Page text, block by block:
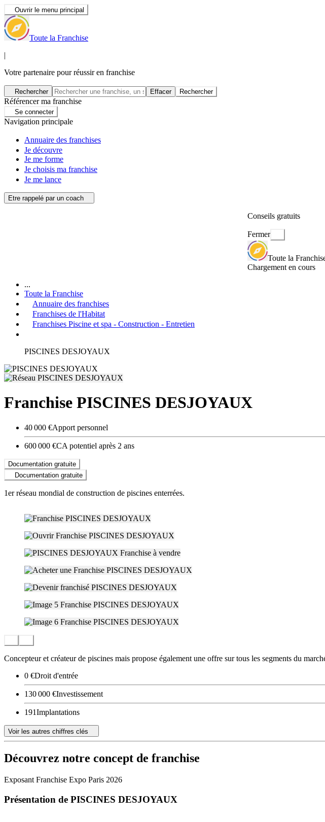
Ouvrir le menu principal
Toute la Franchise
|
Votre partenaire pour réussir en franchise
Rechercher Effacer Rechercher
Référencer ma franchise
Se connecter
Navigation principale
Annuaire des franchises
Je découvre
Je me forme
Je choisis ma franchise
Je me lance
Etre rappelé par un coach
Conseils gratuits
Fermer
Toute la
Chargement en cours
...
Toute la Franchise
Annuaire des franchises
Franchises de l'Habitat
Franchises Piscine et spa - Construction - Entretien
PISCINES DESJOYAUX
Franchise PISCINES DESJOYAUX
40 000 €Apport personnel
600 000 €CA potentiel après 2 ans
Documentation gratuite
Documentation gratuite
1er réseau mondial de construction de piscines enterrées.
Concepteur et créateur de piscines mais propose également une offre sur tous les segments du
0 €Droit d'entrée
130 000 €Investissement
191Implantations
Voir les autres chiffres clés
Découvrez notre concept de franchise
Exposant Franchise Expo Paris 2026
Présentation de PISCINES DESJOYAUX